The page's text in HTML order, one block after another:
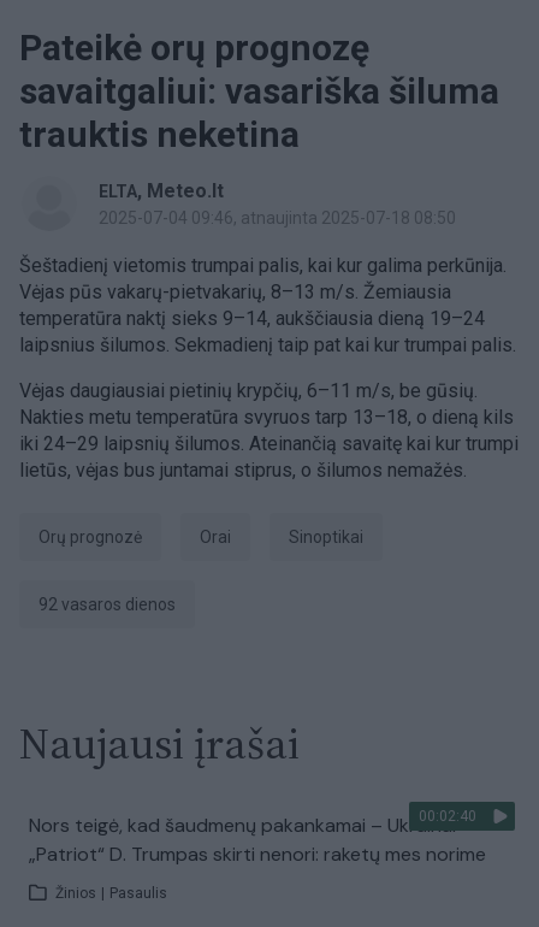
Pateikė orų prognozę
savaitgaliui: vasariška šiluma
trauktis neketina
ELTA, Meteo.lt
2025-07-04 09:46, atnaujinta 2025-07-18 08:50
Šeštadienį vietomis trumpai palis, kai kur galima perkūnija.
Vėjas pūs vakarų-pietvakarių, 8–13 m/s. Žemiausia
temperatūra naktį sieks 9–14, aukščiausia dieną 19–24
laipsnius šilumos. Sekmadienį taip pat kai kur trumpai palis.
Vėjas daugiausiai pietinių krypčių, 6–11 m/s, be gūsių.
Nakties metu temperatūra svyruos tarp 13–18, o dieną kils
iki 24–29 laipsnių šilumos. Ateinančią savaitę kai kur trumpi
lietūs, vėjas bus juntamai stiprus, o šilumos nemažės.
Orų prognozė Orai sinoptikai
92 vasaros dienos
Naujausi įrašai
00:02:40
Nors teigė, kad šaudmenų pakankamai – Ukrainai
„Patriot“ D. Trumpas skirti nenori: raketų mes norime
Žinios Pasaulis